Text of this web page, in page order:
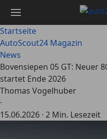
Hauptinhalt
springen
Startseite
AutoScout24 Magazin
News
Bovensiepen 05 GT: Neuer
startet Ende 2026
Thomas Vogelhuber
·
15.06.2026 · 2 Min. Lesezeit